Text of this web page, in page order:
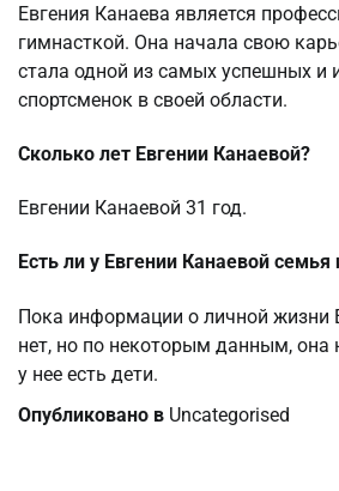
Евгения Канаева является
гимнасткой. Она начала свою
стала одной из самых успешных и
спортсменок в своей области.
Сколько лет Евгении Канаевой?
Евгении Канаевой 31 год.
Есть ли у Евгении Канаевой семья
Пока информации о личной жизни
нет, но по некоторым данным, она
у нее есть дети.
Опубликовано в Uncategorised